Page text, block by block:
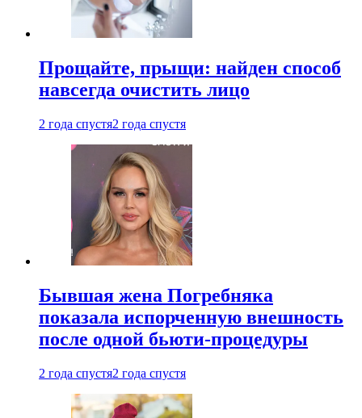
Прощайте, прыщи: найден способ
навсегда очистить лицо
2 года спустя2 года спустя
Бывшая жена Погребняка
показала испорченную внешность
после одной бьюти-процедуры
2 года спустя2 года спустя